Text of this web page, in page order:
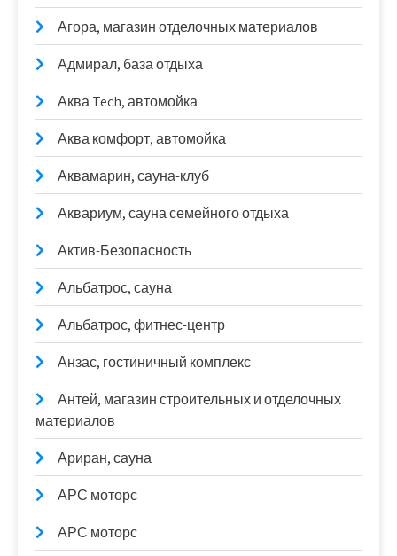
Агора, магазин отделочных материалов
Адмирал, база отдыха
Аква Tech, автомойка
Аква комфорт, автомойка
Аквамарин, сауна-клуб
Аквариум, сауна семейного отдыха
Актив-Безопасность
Альбатрос, сауна
Альбатрос, фитнес-центр
Анзас, гостиничный комплекс
Антей, магазин строительных и отделочных
материалов
Ариран, сауна
АРС моторс
АРС моторс